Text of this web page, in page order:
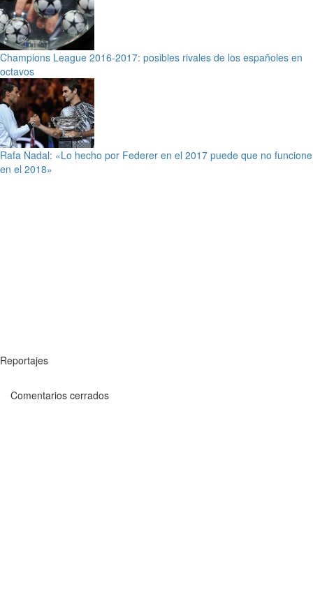
Champions League 2016-2017: posibles rivales de los españoles en
octavos
Rafa Nadal: «Lo hecho por Federer en el 2017 puede que no funcione
en el 2018»
Reportajes
Comentarios cerrados